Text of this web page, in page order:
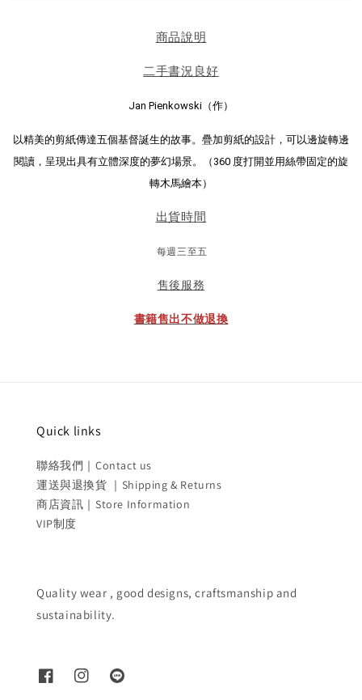
商品說明
二手書況良好
Jan Pienkowski（作）
以精美的剪紙傳達五個基督誕生的故事。疊加剪紙的設計，可以邊旋轉邊
閱讀，呈現出具有立體深度的夢幻場景。（360 度打開並用絲帶固定的旋
轉木馬繪本）
出貨時間
每週三至五
售後服務
書籍售出不做退換
Quick links
聯絡我們｜Contact us
運送與退換貨 ｜Shipping & Returns
商店資訊｜Store Information
VIP制度
Quality wear , good designs, craftsmanship and
sustainability.